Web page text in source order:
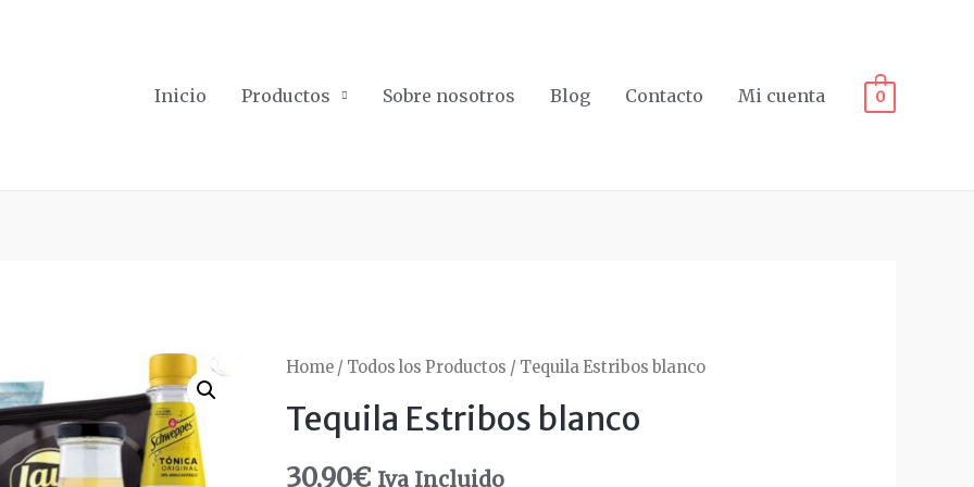
Inicio Productos Sobre nosotros Blog Contacto Mi cuenta 0
Home / Todos los Productos / Tequila Estribos blanco
Tequila Estribos blanco
30,90€ Iva Incluido